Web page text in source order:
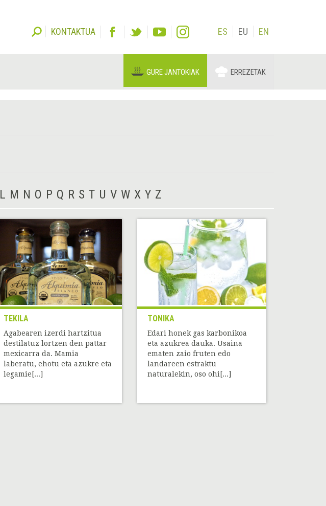
KONTAKTUA ES EU EN
GURE JANTOKIAK ERREZETAK
L M N O P Q R S T U V W X Y Z
TEKILA
Agabearen izerdi hartzitua
destilatuz lortzen den pattar
mexicarra da. Mamia
laberatu, ehotu eta azukre eta
legamie[...]
TONIKA
Edari honek gas karbonikoa
eta azukrea dauka. Usaina
ematen zaio fruten edo
landareen estraktu
naturalekin, oso ohi[...]